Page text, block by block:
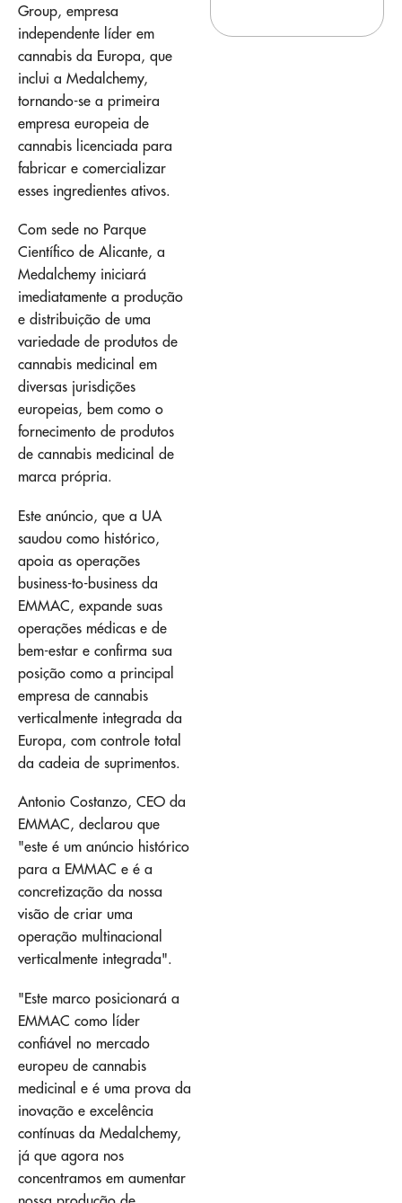
Group, empresa
independente líder em
cannabis da Europa, que
inclui a Medalchemy,
tornando-se a primeira
empresa europeia de
cannabis licenciada para
fabricar e comercializar
esses ingredientes ativos.
Com sede no Parque
Científico de Alicante, a
Medalchemy iniciará
imediatamente a produção
e distribuição de uma
variedade de produtos de
cannabis medicinal em
diversas jurisdições
europeias, bem como o
fornecimento de produtos
de cannabis medicinal de
marca própria.
Este anúncio, que a UA
saudou como histórico,
apoia as operações
business-to-business da
EMMAC, expande suas
operações médicas e de
bem-estar e confirma sua
posição como a principal
empresa de cannabis
verticalmente integrada da
Europa, com controle total
da cadeia de suprimentos.
Antonio Costanzo, CEO da
EMMAC, declarou que
"este é um anúncio histórico
para a EMMAC e é a
concretização da nossa
visão de criar uma
operação multinacional
verticalmente integrada".
"Este marco posicionará a
EMMAC como líder
confiável no mercado
europeu de cannabis
medicinal e é uma prova da
inovação e excelência
contínuas da Medalchemy,
já que agora nos
concentramos em aumentar